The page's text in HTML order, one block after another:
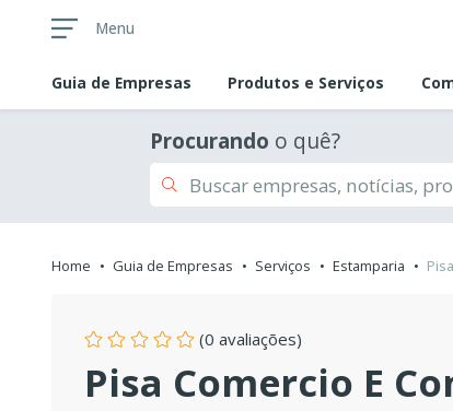
Menu
Guia de Empresas Produtos e Serviços
Procurando o quê?
Home Guia de Empresas Serviços Estamparia
(0 avaliações)
Pisa Comercio E